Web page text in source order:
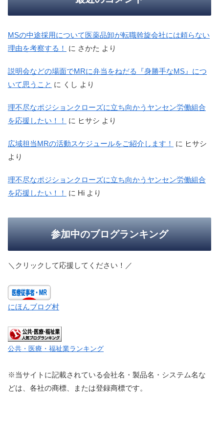
MSの中途採用について医薬品卸が転職斡旋会社には頼らない
理由を考察する！
に さかた より
説明会などの場面でMRに弁当をねだる『身勝手なMS』につ
いて思うこと に くし より
理不尽なポジションクローズに立ち向かうヤンセン労働組合
を応援したい！！
に ヒサシ より
広域担当MRの活動スケジュールをご紹介します！ に ヒサシ
より
理不尽なポジションクローズに立ち向かうヤンセン労働組合
を応援したい！！
に Hi より
参加中のブログランキング
＼クリックして応援してください！／
にほんブログ村
公共・医療・福祉業ランキング
※当サイトに記載されている会社名・製品名・システム名な
どは、各社の商標、または登録商標です。